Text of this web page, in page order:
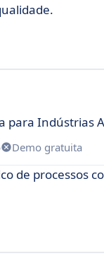
para Indústrias
Demo gratuita
de processos